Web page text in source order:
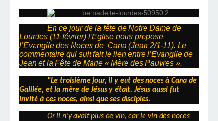
En ce jour de la fête de Notre Dame de
Lourdes (11 février) l’Eglise nous propose
l’Evangile des Noces de Cana (Jean 2/1-11). Le
commentaire qui suit fait le lien entre l’Evangile de
Jean et la Fête de Marie « Mère des Pauvres ».
"Le troisième jour, il y eut des noces à Cana de
Galilée, et la mère de Jésus y était. Jésus aussi fut
invité à ces noces, ainsi que ses disciples.
Or il n’y avait plus de vin, car le vin des noces